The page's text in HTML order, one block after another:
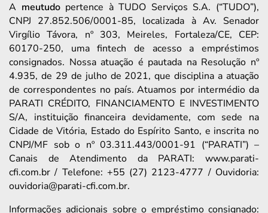
A meutudopertence à TUDO Serviços S.A. (“TUDO”),
CNPJ 27.852.506/0001-85, localizada à Av. Senador
Virgílio Távora, nº 303, Meireles, Fortaleza/CE, CEP:
60170-250, uma fintech de acesso a empréstimos
consignados. Nossa atuação é pautada na Resolução nº
4.935, de 29 de julho de 2021, que disciplina a atuação
de correspondentes no país. Atuamos por intermédio da
PARATI CRÉDITO, FINANCIAMENTO E INVESTIMENTO
S/A, instituição financeira devidamente, com sede na
Cidade de Vitória, Estado do Espírito Santo, e inscrita no
CNPJ/MF sob o nº 03.311.443/0001-91 (“PARATI”) –
Canais de Atendimento da PARATI: www.parati-
cfi.com.br / Telefone: +55 (27) 2123-4777 / Ouvidoria:
ouvidoria@parati-cfi.com.br.
Informações adicionais sobre o empréstimo consignado: